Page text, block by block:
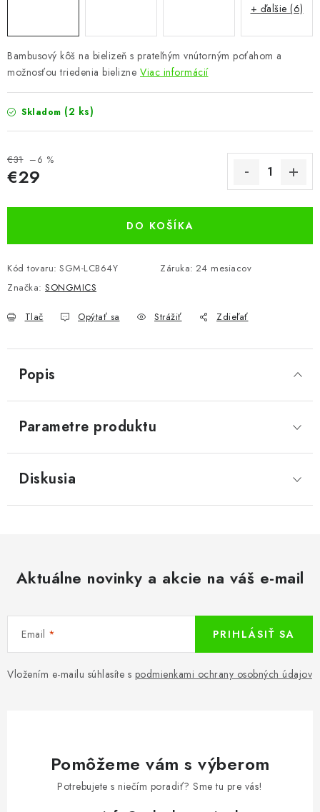
Reklamácie a odstúpenie od zmluvy
Bambusový kôš na bielizeň s prateľným vnútorným poťahom a
možnosťou triedenia bielizne Viac informácií
Skladom (2 ks)
€31 –6 %
€29
DO KOŠÍKA
Kód tovaru: SGM-LCB64Y Záruka: 24 mesiacov
Značka: SONGMICS
Tlač Opýtať sa Strážiť Zdieľať
+ ďalšie (6)
Popis
Parametre produktu
Diskusia
Aktuálne novinky a akcie na váš e-mail
Email
Vložením e-mailu súhlasíte s podmienkami ochrany osobných údajov
PRIHLÁSIŤ SA
Pomôžeme vám s výberom
Potrebujete s niečím poradiť? Sme tu pre vás!